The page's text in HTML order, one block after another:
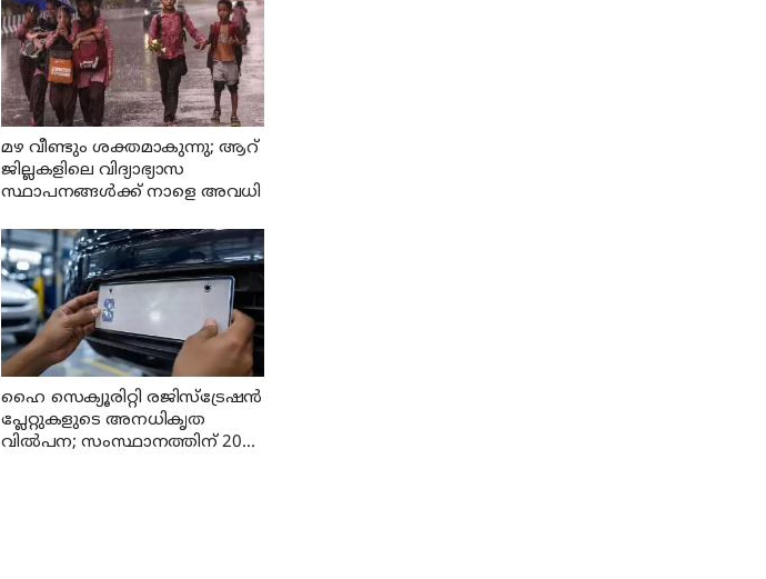
മഴ വീണ്ടും ശക്തമാകുന്നു; ആറ്
ജില്ലകളിലെ വിദ്യാഭ്യാസ
സ്ഥാപനങ്ങള്‍ക്ക് നാളെ അവധി
ഹൈ സെക്യൂരിറ്റി രജിസ്‌ട്രേഷന്‍
പ്ലേറ്റുകളുടെ അനധികൃത
വില്‍പന; സംസ്ഥാനത്തിന് 200